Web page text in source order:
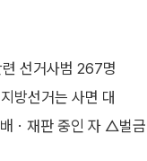
선거사범 267명
방선거는 사면 대
ㆍ재판 중인 자 △벌